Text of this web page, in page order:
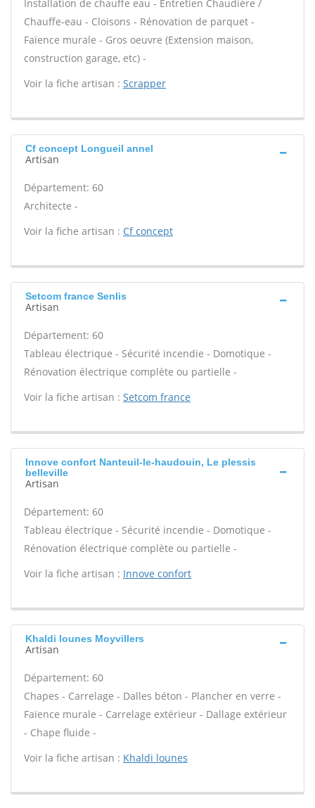
Installation de chauffe eau - Entretien Chaudière /
Chauffe-eau - Cloisons - Rénovation de parquet -
Faïence murale - Gros oeuvre (Extension maison,
construction garage, etc) -
Voir la fiche artisan : Scrapper
Cf concept Longueil annel
Artisan
Département: 60
Architecte -
Voir la fiche artisan : Cf concept
Setcom france Senlis
Artisan
Département: 60
Tableau électrique - Sécurité incendie - Domotique -
Rénovation électrique complète ou partielle -
Voir la fiche artisan : Setcom france
Innove confort Nanteuil-le-haudouin, Le plessis
belleville
Artisan
Département: 60
Tableau électrique - Sécurité incendie - Domotique -
Rénovation électrique complète ou partielle -
Voir la fiche artisan : Innove confort
Khaldi lounes Moyvillers
Artisan
Département: 60
Chapes - Carrelage - Dalles béton - Plancher en verre -
Faïence murale - Carrelage extérieur - Dallage extérieur
- Chape fluide -
Voir la fiche artisan : Khaldi lounes